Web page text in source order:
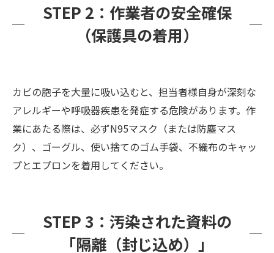
STEP 2：作業者の安全確保
（保護具の着用）
カビの胞子を大量に吸い込むと、担当者様自身が深刻な
アレルギーや呼吸器疾患を発症する危険があります。作
業にあたる際は、必ずN95マスク（または防塵マス
ク）、ゴーグル、使い捨てのゴム手袋、不織布のキャッ
プとエプロンを着用してください。
STEP 3：汚染された資料の
「隔離（封じ込め）」